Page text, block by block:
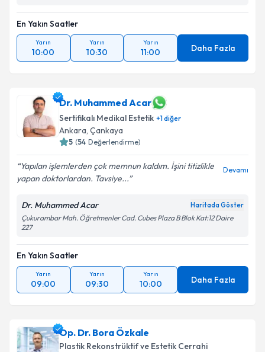
En Yakın Saatler
Yarın
10:00
Yarın
10:30
Yarın
11:00 Daha Fazla
Dr. Muhammed Acar
Sertifikalı Medikal Estetik +1diğer
Ankara, Çankaya
5 (54 Değerlendirme)
Yapılan işlemlerden çok memnun kaldım. İşini titizlikle
yapan doktorlardan. Tavsiye...
Devamı
Dr. Muhammed Acar Haritada Göster
Çukurambar Mah. Öğretmenler Cad. Cubes Plaza B Blok Kat:12 Daire
227
En Yakın Saatler
Yarın
09:00
Yarın
09:30
Yarın
10:00 Daha Fazla
Op. Dr. Bora Özkale
Plastik Rekonstrüktif ve Estetik Cerrahi